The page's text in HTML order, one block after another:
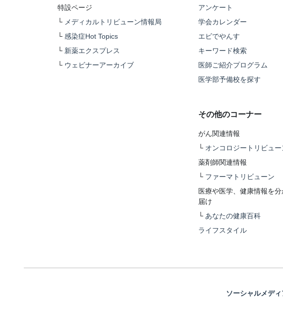
特設ページ
└ メディカルトリビューン情報局
└ 感染症Hot Topics
└ 新薬エクスプレス
└ ウェビナーアーカイブ
アンケート
学会カレンダー
エビでやんす
キーワード検索
医師ご紹介プログラム
医学部予備校を探す
その他のコーナー
がん関連情報
└ オンコロジートリビュー
薬剤師関連情報
└ ファーマトリビューン
医療や医学、健康情報を
届け
└ あなたの健康百科
ライフスタイル
ソーシャルメデ